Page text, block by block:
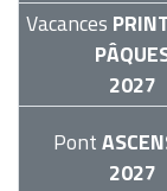
Vacances
2027
Pont
2027